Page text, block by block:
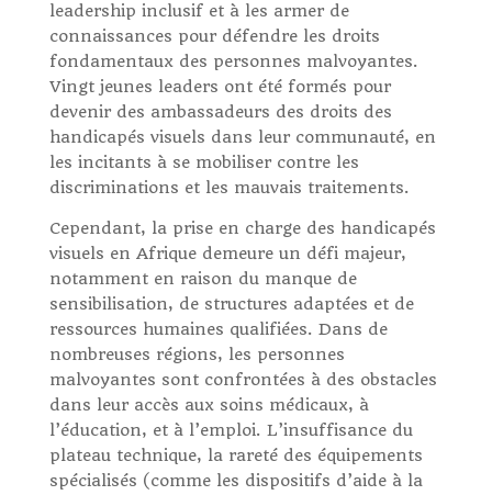
leadership inclusif et à les armer de
connaissances pour défendre les droits
fondamentaux des personnes malvoyantes.
Vingt jeunes leaders ont été formés pour
devenir des ambassadeurs des droits des
handicapés visuels dans leur communauté, en
les incitants à se mobiliser contre les
discriminations et les mauvais traitements.
Cependant, la prise en charge des handicapés
visuels en Afrique demeure un défi majeur,
notamment en raison du manque de
sensibilisation, de structures adaptées et de
ressources humaines qualifiées. Dans de
nombreuses régions, les personnes
malvoyantes sont confrontées à des obstacles
dans leur accès aux soins médicaux, à
l’éducation, et à l’emploi. L’insuffisance du
plateau technique, la rareté des équipements
spécialisés (comme les dispositifs d’aide à la